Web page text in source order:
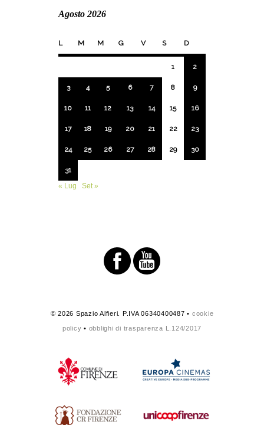
Agosto 2026
L M M G V S D
1 2
3 4 5 6 7 8 9
10 11 12 13 14 15 16
17 18 19 20 21 22 23
24 25 26 27 28 29 30
31
« Lug
Set »
© 2026 Spazio Alfieri. P.IVA 06340400487 • cookie
policy • obblighi di trasparenza L.124/2017